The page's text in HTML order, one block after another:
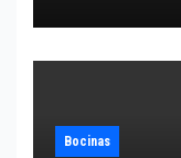
Bocinas